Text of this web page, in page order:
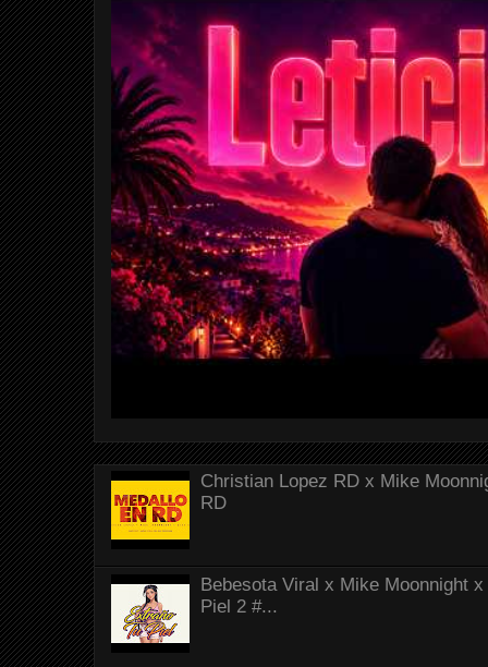
Christian Lopez RD x Mike
RD
Bebesota Viral x Mike Moonnight
Piel 2 #...